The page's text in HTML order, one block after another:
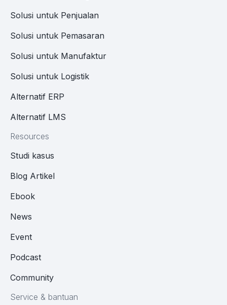
Solusi untuk Penjualan
Solusi untuk Pemasaran
Solusi untuk Manufaktur
Solusi untuk Logistik
Alternatif ERP
Alternatif LMS
Resources
Studi kasus
Blog Artikel
Ebook
News
Event
Podcast
Community
Service & bantuan